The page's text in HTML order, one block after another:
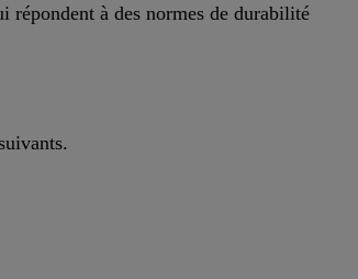
répondent à des normes de durabilité